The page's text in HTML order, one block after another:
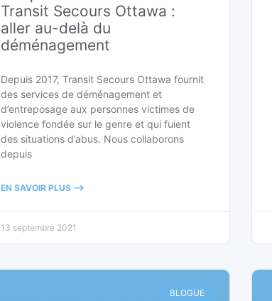
Transit Secours Ottawa :
aller au-delà du
déménagement
Depuis 2017, Transit Secours Ottawa fournit
des services de déménagement et
d’entreposage aux personnes victimes de
violence fondée sur le genre et qui fuient
des situations d’abus. Nous collaborons
depuis
EN SAVOIR PLUS -->
13 septembre 2021
BLOGUE